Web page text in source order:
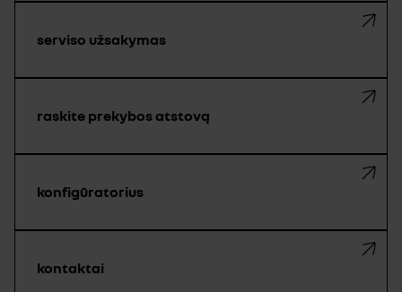
serviso užsakymas
raskite prekybos atstovą
konfigūratorius
kontaktai